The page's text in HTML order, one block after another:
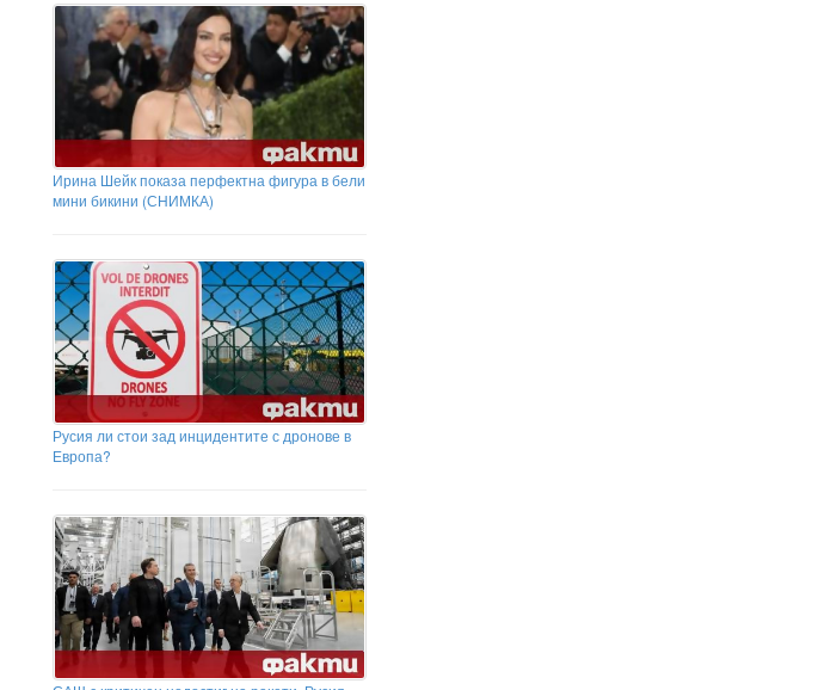
Ирина Шейк показа перфектна фигура в бели
мини бикини (СНИМКА)
Русия ли стои зад инцидентите с дронове в
Европа?